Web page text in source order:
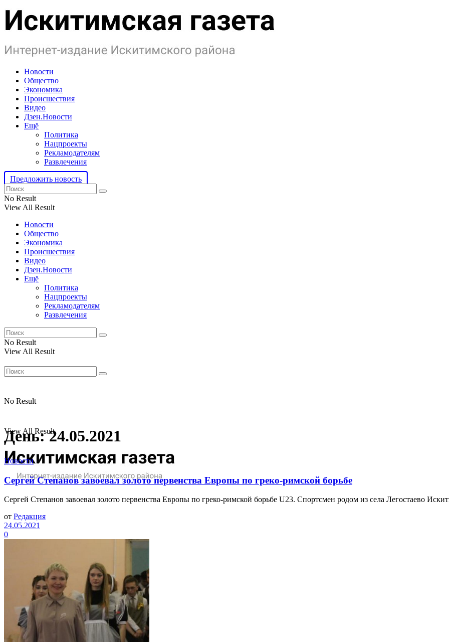
Новости
Общество
Экономика
Происшествия
Видео
Дзен.Новости
Ещё
Политика
Нацпроекты
Рекламодателям
Развлечения
Предложить новость
No Result
View All Result
Новости
Общество
Экономика
Происшествия
Видео
Дзен.Новости
Ещё
Политика
Нацпроекты
Рекламодателям
Развлечения
No Result
View All Result
No Result
View All Result
День:24.05.2021
Новости
Сергей Степанов завоевал золото первенства Европы по греко-римской борьбе
Сергей Степанов завоевал золото первенства Европы по греко-римской борьбе U23. Спортсмен родом из села Легостаево
от Редакция
24.05.2021
0